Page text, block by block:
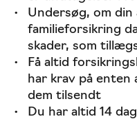
Undersøg, om din
familieforsikring
skader, som
Få altid
har krav på enten
dem tilsendt
Du har altid 14